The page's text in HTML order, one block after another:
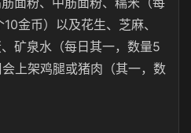
金币）以及花生、芝麻、
矿泉水（每日其一，数量5
上架鸡腿或猪肉（其一，数